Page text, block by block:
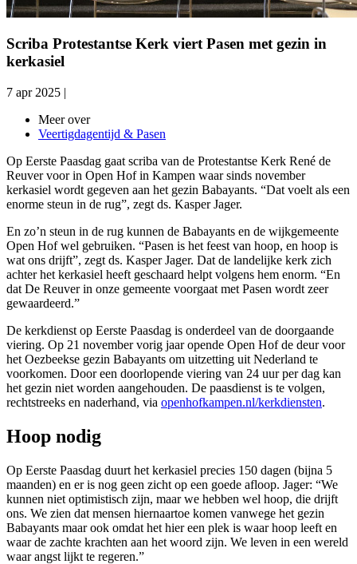
Scriba Protestantse Kerk viert Pasen met gezin in
kerkasiel
7 apr 2025 |
Meer over
Veertigdagentijd & Pasen
Op Eerste Paasdag gaat scriba van de Protestantse Kerk René de
Reuver voor in Open Hof in Kampen waar sinds november
kerkasiel wordt gegeven aan het gezin Babayants. “Dat voelt als een
enorme steun in de rug”, zegt ds. Kasper Jager.
En zo’n steun in de rug kunnen de Babayants en de wijkgemeente
Open Hof wel gebruiken. “Pasen is het feest van hoop, en hoop is
wat ons drijft”, zegt ds. Kasper Jager. Dat de landelijke kerk zich
achter het kerkasiel heeft geschaard helpt volgens hem enorm. “En
dat De Reuver in onze gemeente voorgaat met Pasen wordt zeer
gewaardeerd.”
De kerkdienst op Eerste Paasdag is onderdeel van de doorgaande
viering. Op 21 november vorig jaar opende Open Hof de deur voor
het Oezbeekse gezin Babayants om uitzetting uit Nederland te
voorkomen. Door een doorlopende viering van 24 uur per dag kan
het gezin niet worden aangehouden. De paasdienst is te volgen,
rechtstreeks en naderhand, via openhofkampen.nl/kerkdiensten.
Hoop nodig
Op Eerste Paasdag duurt het kerkasiel precies 150 dagen (bijna 5
maanden) en er is nog geen zicht op een goede afloop. Jager: “We
kunnen niet optimistisch zijn, maar we hebben wel hoop, die drijft
ons. We zien dat mensen hiernaartoe komen vanwege het gezin
Babayants maar ook omdat het hier een plek is waar hoop leeft en
waar de zachte krachten aan het woord zijn. We leven in een wereld
waar angst lijkt te regeren.”